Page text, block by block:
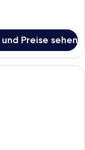
Preise sehen
mit einem großen